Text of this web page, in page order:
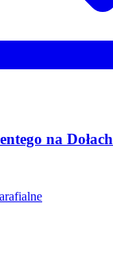
na Dołach